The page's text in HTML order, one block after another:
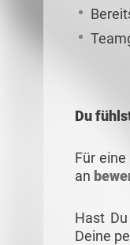
Du
Für
an
Hast
Deine